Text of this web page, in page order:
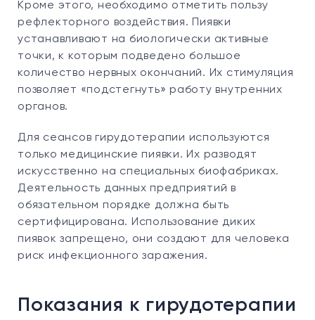
Кроме этого, необходимо отметить пользу
рефлекторного воздействия. Пиявки
устанавливают на биологически активные
точки, к которым подведено большое
количество нервных окончаний. Их стимуляция
позволяет «подстегнуть» работу внутренних
органов.
Для сеансов гирудотерапии используются
только медицинские пиявки. Их разводят
искусственно на специальных биофабриках.
Деятельность данных предприятий в
обязательном порядке должна быть
сертифицирована. Использование диких
пиявок запрещено, они создают для человека
риск инфекционного заражения.
Показания к гирудотерапии